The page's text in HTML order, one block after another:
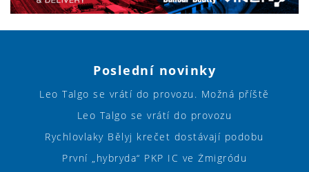
Poslední novinky
Leo Talgo se vrátí do provozu. Možná příště
Leo Talgo se vrátí do provozu
Rychlovlaky Bělyj krečet dostávají podobu
První „hybryda“ PKP IC ve Żmigródu